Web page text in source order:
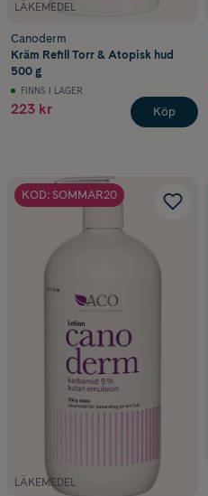
LÄKEMEDEL
Canoderm
Kräm Refill Torr & Atopisk hud
500 g
FINNS I LAGER
223 kr Köp
KOD: SOMMAR20
LÄKEMEDEL